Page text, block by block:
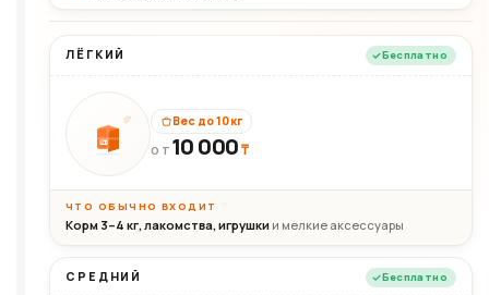
ЛЁГКИЙ Бесплатно
10кг
Вес до 10 кг
ОТ 10 000₸
ЧТО ОБЫЧНО ВХОДИТ
Корм 3–4 кг, лакомства, игрушки и мелкие аксессуары
СРЕДНИЙ Бесплатно